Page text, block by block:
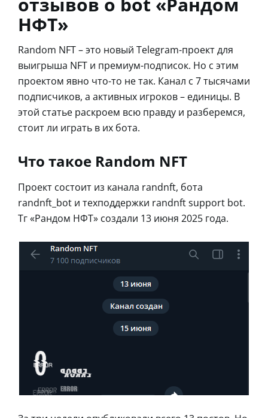
НФТ»
Random NFT – это новый Telegram-проект для
выигрыша NFT и премиум-подписок. Но с этим
проектом явно что-то не так. Канал с 7 тысячами
подписчиков, а активных игроков – единицы. В
этой статье раскроем всю правду и разберемся,
стоит ли играть в их бота.
Что такое Random NFT
Проект состоит из канала randnft, бота
randnft_bot и техподдержки randnft support bot.
Тг «Рандом НФТ» создали 13 июня 2025 года.